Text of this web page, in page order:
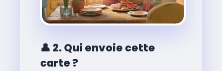
👤 2. Qui envoie cette
carte ?